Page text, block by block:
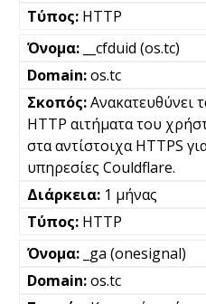
HTTP
__cfduid (os.tc)
os.tc
Ανακατευθύνει
HTTP αιτήματα του
στα αντίστοιχα HTTPS
υπηρεσίες Couldflare.
1 μήνας
HTTP
_ga (onesignal)
os.tc